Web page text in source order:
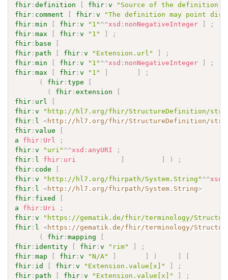
fhir :definition fhir :v
"Source of the definition
fhir : comment fhir :v
"The definition may point
fhir :min fhir :v "1" ^^xsd : nonNegativeInteger
;
fhir :max fhir :v "1"
;
fhir : base
fhir : path fhir :v "Extension.url"
;
fhir :min fhir :v "1" ^^xsd : nonNegativeInteger
;
fhir :max fhir :v "1"
;
(
fhir :type
(
fhir :extension
fhir : url
fhir :v
"http://hl7.org/fhir/StructureDefinition/
fhir : l <http://hl7.org/fhir/StructureDefinition/
fhir :value
a
fhir : Url
;
fhir :v "uri" ^^xsd : anyURI
;
fhir : l fhir : uri )
;
fhir : code
fhir :v "http://hl7.org/fhirpath/System.String" ^^xsd
fhir : l <http://hl7.org/fhirpath/System.String>
fhir : fixed
a
fhir : Uri
;
fhir :v
"https://gematik.de/fhir/terminology/
fhir : l <https://gematik.de/fhir/terminology/
(
fhir :mapping
fhir : identity fhir :v "rim"
;
fhir :map fhir :v "N/A" )
fhir : id fhir :v "Extension.value[x]"
;
fhir : path fhir :v "Extension.value[x]"
;